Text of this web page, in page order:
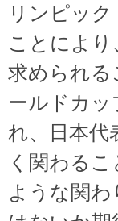
リンピッ
ことによ
求められる
ールドカ
れ、日本代
く関わる
ような関